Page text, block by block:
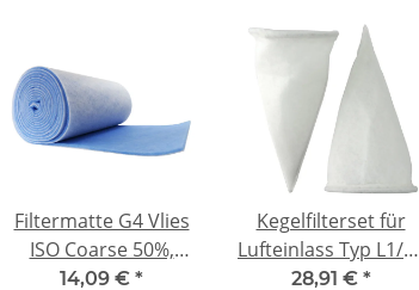
Filtermatte G4 Vlies
ISO Coarse 50%,
d=20mm, blau-weiß,
14,09 € *
Kegelfilterset für
Lufteinlass Typ L1/L2
DN200 - kompatibel
28,91 € *